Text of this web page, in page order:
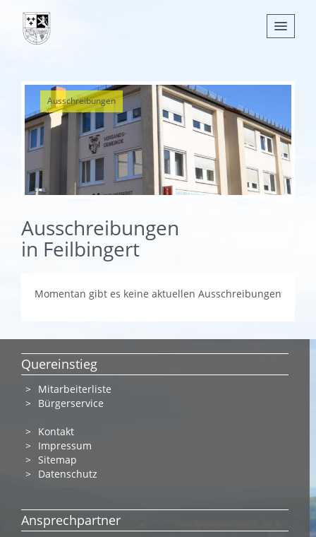
Nachrichten
Leben
Verwaltung
Tourismus
Gemeinden
Ausschreibungen
Ausschreibungen
in Feilbingert
Momentan gibt es keine aktuellen Ausschreibungen
Quereinstieg
Mitarbeiterliste
Bürgerservice
Kontakt
Impressum
Sitemap
Datenschutz
Ansprechpartner